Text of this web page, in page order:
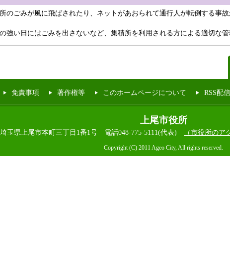
のごみが風に飛ばされたり、ネットがあおられて通行人が転倒する事故
強い日にはごみを出さないなど、集積所を利用される方による適切な管
免責事項 著作権等 このホームページについて RSS配
上尾市役所
玉県上尾市本町三丁目1番1号 電話048-775-5111(代表) （市役所のア
Copyright (C) 2011 Ageo City, All rights reserved.